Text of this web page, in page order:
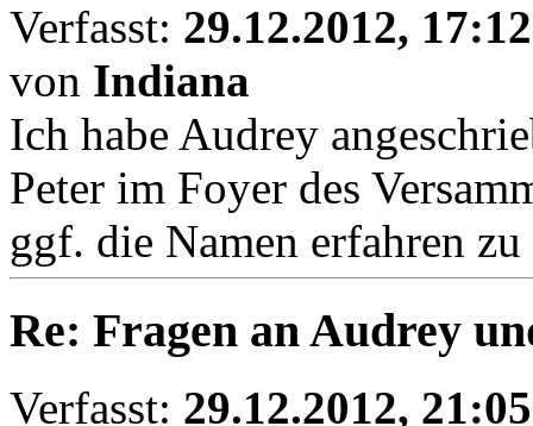
Verfasst: 29.12.2012, 17:12
von Indiana
Ich habe Audrey
Peter im Foyer des
ggf. die Namen erfahren
Re: Fragen an Audrey
Verfasst: 29.12.2012, 21:05